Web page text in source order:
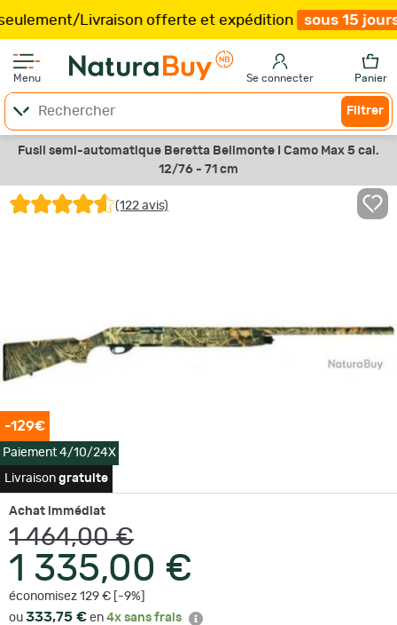
offerte et expédition sous 15 jours / Plus que
Menu Se connecter Panier
Filtrer
Fusil semi-automatique Beretta Bellmonte I Camo Max 5 cal.
12/76 - 71 cm
(122 avis)
-129€
Paiement 4/10/24X
Livraison gratuite
Achat immédiat
1 464,00 €
1 335,00 €
économisez 129 € [-9%]
ou 333,75 € en 4x sans frais